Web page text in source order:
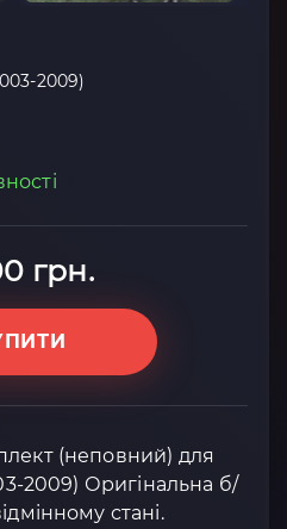
2009)
грн.
(неповний) для
2009) Оригінальна б/
стані.